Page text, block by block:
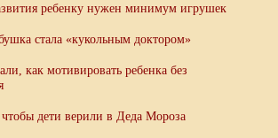
ребенку нужен минимум игрушек
стала «кукольным доктором»
как мотивировать ребенка без
дети верили в Деда Мороза